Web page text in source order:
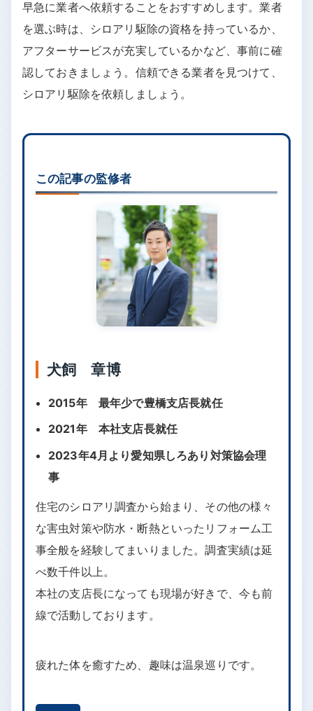
早急に業者へ依頼することをおすすめします。業者
を選ぶ時は、シロアリ駆除の資格を持っているか、
アフターサービスが充実しているかなど、事前に確
認しておきましょう。信頼できる業者を見つけて、
シロアリ駆除を依頼しましょう。
この記事の監修者
犬飼 章博
2015年 最年少で豊橋支店長就任
2021年 本社支店長就任
2023年4月より愛知県しろあり対策協会理
事
住宅のシロアリ調査から始まり、その他の様々
な害虫対策や防水・断熱といったリフォーム工
事全般を経験してまいりました。調査実績は延
べ数千件以上。
本社の支店長になっても現場が好きで、今も前
線で活動しております。
疲れた体を癒すため、趣味は温泉巡りです。